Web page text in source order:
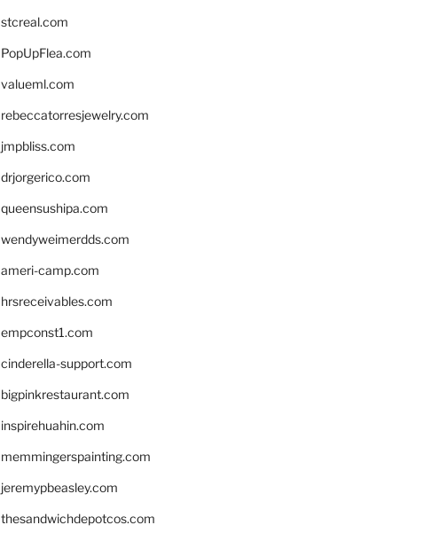
stcreal.com
PopUpFlea.com
valueml.com
rebeccatorresjewelry.com
jmpbliss.com
drjorgerico.com
queensushipa.com
wendyweimerdds.com
ameri-camp.com
hrsreceivables.com
empconst1.com
cinderella-support.com
bigpinkrestaurant.com
inspirehuahin.com
memmingerspainting.com
jeremypbeasley.com
thesandwichdepotcos.com